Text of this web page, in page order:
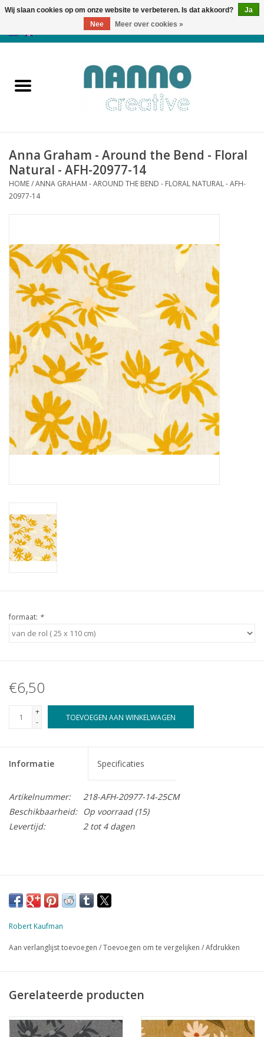
Producten
Nieuws
Herfst & Halloween
Laatste Kans
Cadeaubonnen
Nanno Blog
Merken
Beloningen
Anna Graham - Around the Bend - Floral
Natural - AFH-20977-14
HOME/ANNA GRAHAM - AROUND THE BEND - FLORAL NATURAL - AFH-
20977-14
formaat: *
€6,50
+
-
TOEVOEGEN AAN WINKELWAGEN
Informatie Specificaties
Artikelnummer:
218-AFH-20977-14-25CM
Beschikbaarheid:
Op voorraad(15)
Levertijd:
2 tot 4 dagen
Robert Kaufman
Aan verlanglijst toevoegen /Toevoegen om te vergelijken /Afdrukken
Gerelateerde producten
Wij slaan cookies op om onze website te verbeteren. Is dat akkoord?
Ja
Nee
Meer over cookies »